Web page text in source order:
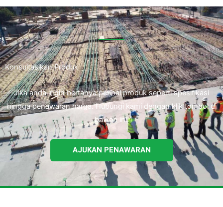
Konsultasikan Produk
Jika anda ingin bertanya perihal produk seperti spesifikasi
hingga penawaran harga. Hubungi kami dengan klik tombol di
bawah ini.
AJUKAN PENAWARAN